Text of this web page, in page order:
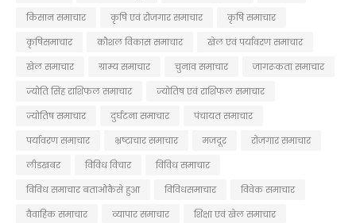
किसान समाचार
कृषि एवं रोजगार समाचार
कृषि समाचार
कृषिसमाचार
कौशल विकास समाचार
खेल एवं पर्यावरण समाचार
खेल समाचार
ग्राम्य समाचार चुनाव समाचार
जागरूकता समाचार
ज्योति सिंह राशिफल समाचार
ज्योतिष एवं राशिफल समाचार
ज्योतिष समाचार
दुर्घटना समाचार
पंचायत समाचार
पर्यावरण समाचार
भ्रष्टाचार समाचार मजदूर
रोजगार समाचार
लीडखबर
विविध विचार
विविध समाचार
विविध समाचार बताओकैसे हुआ
विविधसमाचार
विवेक समाचार
वैवाहिक समाचार
व्यापार समाचार
शिक्षा एवं खेल समाचार